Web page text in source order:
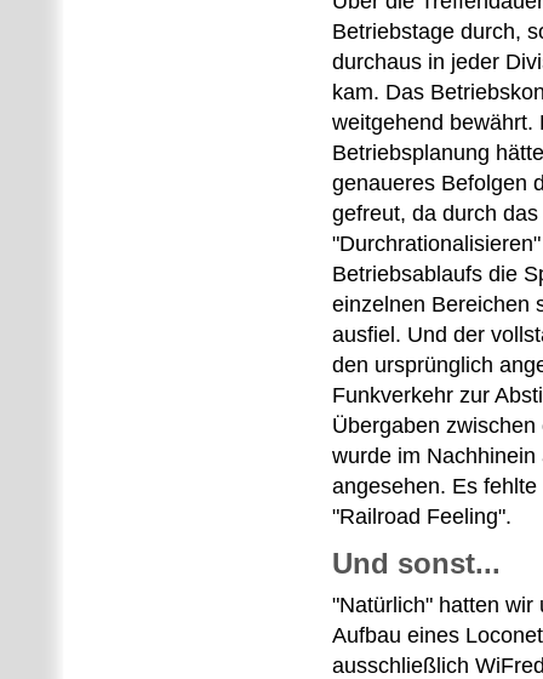
Betriebstage durch,
durchaus in jeder
kam. Das
weitgehend bewährt.
Betriebsplanung
genaueres Befolgen
gefreut, da durch
Betriebsablaufs die
einzelnen Bereichen
ausfiel. Und der
den ursprünglich
Funkverkehr zur
Übergaben
wurde im Nachhinein
angesehen. Es
"Railroad Feeling".
Und sonst...
"Natürlich" hatten wir
Aufbau eines
ausschließlich